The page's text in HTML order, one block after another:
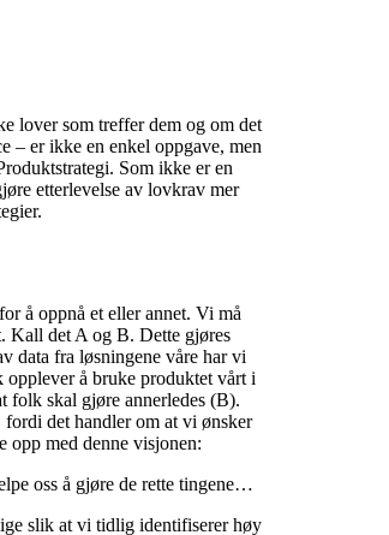
lover som treffer dem og om det
– er ikke en enkel oppgave, men
Som ikke er en
etterlevelse av lovkrav mer
å oppnå et eller annet. Vi må
Kall det A og B. Dette gjøres
data fra løsningene våre har vi
opplever å bruke produktet vårt i
folk skal gjøre annerledes (B).
det handler om at vi ønsker
opp med denne visjonen:
oss å gjøre de rette tingene…
slik at vi tidlig identifiserer høy